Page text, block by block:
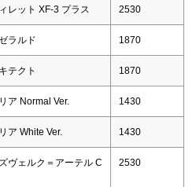
レット XF-3 プラス 2530
ラルド 1870
テクト 1870
ア Normal Ver. 1430
ア White Ver. 1430
ヴェルク＝アーテル C
2530